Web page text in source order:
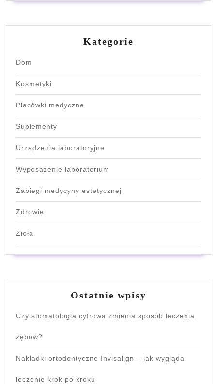
Kategorie
Dom
Kosmetyki
Placówki medyczne
Suplementy
Urządzenia laboratoryjne
Wyposażenie laboratorium
Zabiegi medycyny estetycznej
Zdrowie
Zioła
Ostatnie wpisy
Czy stomatologia cyfrowa zmienia sposób leczenia
zębów?
Nakładki ortodontyczne Invisalign – jak wygląda
leczenie krok po kroku